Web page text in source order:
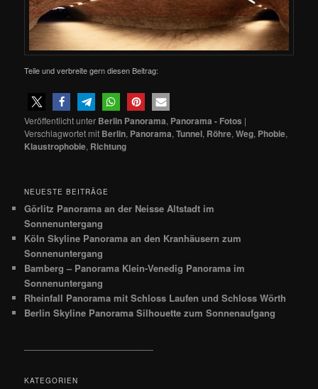
Teile und verbreite gern diesen Beitrag:
Veröffentlicht unter Berlin Panorama, Panorama - Fotos |
Verschlagwortet mit Berlin, Panorama,Tunnel, Röhre,Weg, Phobie,
Klaustrophobie, Richtung
NEUESTE BEITRÄGE
Görlitz Panorama an der Neisse Altstadt im
Sonnenuntergang
Köln Skyline Panorama an den Kranhäusern zum
Sonnenuntergang
Bamberg – Panorama Klein-Venedig Panorama im
Sonnenuntergang
Rheinfall Panorama mit Schloss Laufen und Schloss Wörth
Berlin Skyline Panorama Silhouette zum Sonnenaufgang
KATEGORIEN